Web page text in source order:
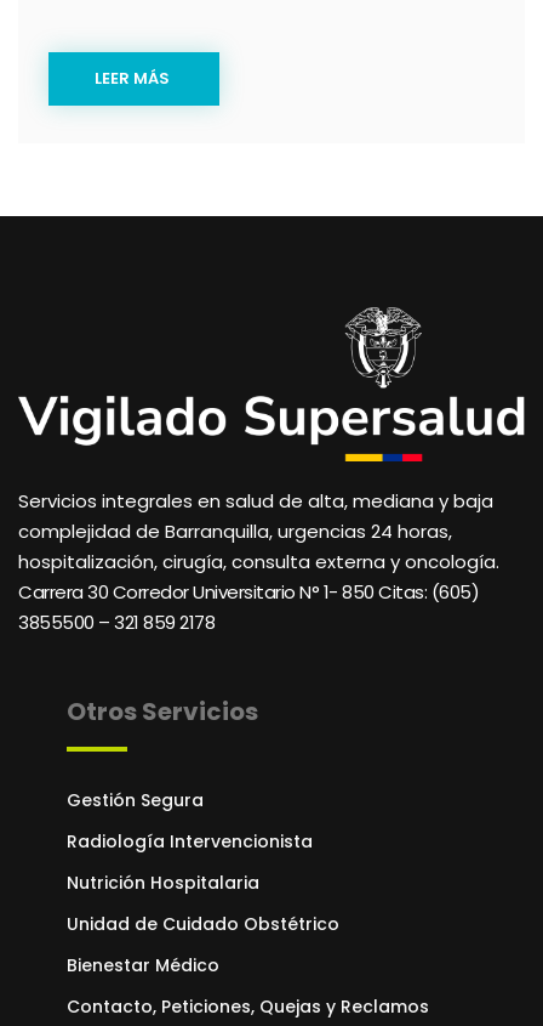
LEER MÁS
Servicios integrales en salud de alta, mediana y baja
complejidad de Barranquilla, urgencias 24 horas,
hospitalización, cirugía, consulta externa y oncología.
Carrera 30 Corredor Universitario N° 1- 850 Citas: (605)
3855500 – 321 859 2178
Otros Servicios
Gestión Segura
Radiología Intervencionista
Nutrición Hospitalaria
Unidad de Cuidado Obstétrico
Bienestar Médico
Contacto, Peticiones, Quejas y Reclamos